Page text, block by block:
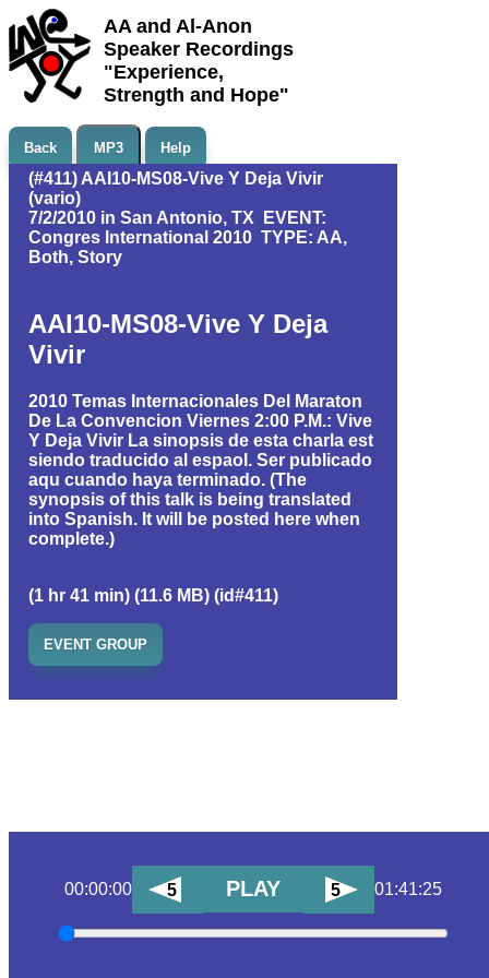
AA and Al-Anon
Speaker Recordings
"Experience,
Strength and Hope"
Back MP3 Help
(#411) AAI10-MS08-Vive Y Deja Vivir
(vario)
7/2/2010 in San Antonio, TX EVENT:
Congres International 2010 TYPE: AA,
Both, Story
AAI10-MS08-Vive Y Deja
Vivir
2010 Temas Internacionales Del Maraton
De La Convencion Viernes 2:00 P.M.: Vive
Y Deja Vivir La sinopsis de esta charla est
siendo traducido al espaol. Ser publicado
aqu cuando haya terminado. (The
synopsis of this talk is being translated
into Spanish. It will be posted here when
complete.)
(1 hr 41 min) (11.6 MB) (id#411)
EVENT GROUP
00:00:00 5 PLAY 5 01:41:25